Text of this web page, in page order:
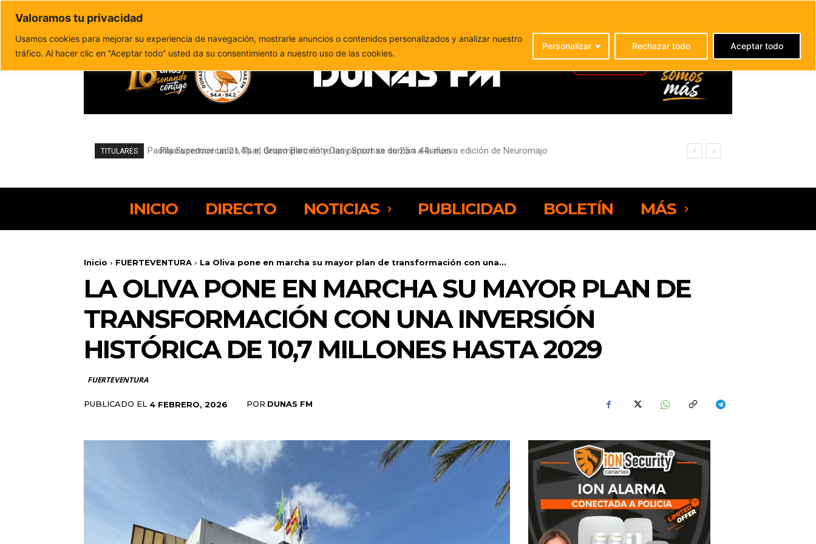
Valoramos tu privacidad
Usamos cookies para mejorar su experiencia de navegación, mostrarle anuncios o contenidos personalizados y analizar nuestro
tráfico. Al hacer clic en “Aceptar todo” usted da su consentimiento a nuestro uso de las cookies.
Personalizar Rechazar todo Aceptar todo
Política de privacidad
TITULARES Pájara reduce un 21,4% el desempleo entre las personas de 25 a 44 años
INICIO DIRECTO NOTICIAS PUBLICIDAD BOLETÍN MÁS
Inicio FUERTEVENTURA La Oliva pone en marcha su mayor plan de transformación con una...
LA OLIVA PONE EN MARCHA SU MAYOR PLAN DE
TRANSFORMACIÓN CON UNA INVERSIÓN
HISTÓRICA DE 10,7 MILLONES HASTA 2029
FUERTEVENTURA
PUBLICADO EL 4 FEBRERO, 2026 POR DUNAS FM